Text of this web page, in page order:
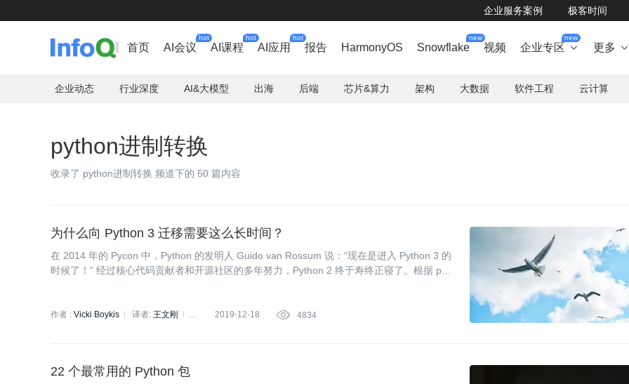
企业服务案例 极客时间
首页 AI会议
hot
AI课程
hot
AI应用
hot
报告 HarmonyOS Snowflake
new
视频 企业专区
new
 更多 
企业动态 行业深度 AI&大模型 出海 后端 芯片&算力 架构 大数据 软件工程 云计算
python进制转换
收录了 python进制转换 频道下的 50 篇内容
为什么向 Python 3 迁移需要这么长时间？
在 2014 年的 Pycon 中，Python 的发明人 Guido van Rossum 说：“现在是进入 Python 3 的
时候了！” 经过核心代码贡献者和开源社区的多年努力，Python 2 终于寿终正寝了。根据 pyth
内进行 Python2 迁移。
作者 : Vicki Boykis 译者: 王文刚
2019-12-18  4834
22 个最常用的 Python 包